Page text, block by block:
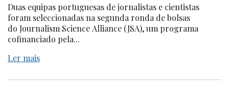
Duas equipas portuguesas de jornalistas e cientistas
foram seleccionadas na segunda ronda de bolsas
do Journalism Science Alliance (JSA), um programa
cofinanciado pela...
Ler mais